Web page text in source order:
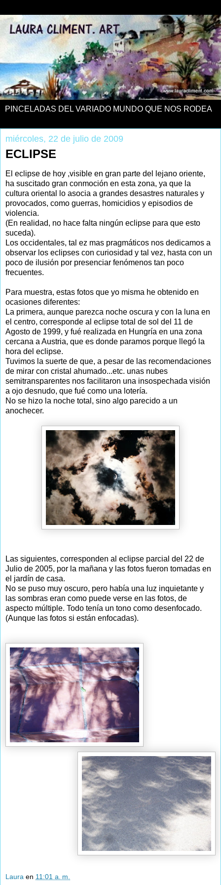
PINCELADAS DEL VARIADO MUNDO QUE NOS RODEA
miércoles, 22 de julio de 2009
ECLIPSE
El eclipse de hoy ,visible en gran parte del lejano oriente,
ha suscitado gran conmoción en esta zona, ya que la
cultura oriental lo asocia a grandes desastres naturales y
provocados, como guerras, homicidios y episodios de
violencia.
(En realidad, no hace falta ningún eclipse para que esto
suceda).
Los occidentales, tal ez mas pragmáticos nos dedicamos a
observar los eclipses con curiosidad y tal vez, hasta con un
poco de ilusión por presenciar fenómenos tan poco
frecuentes.
Para muestra, estas fotos que yo misma he obtenido en
ocasiones diferentes:
La primera, aunque parezca noche oscura y con la luna en
el centro, corresponde al eclipse total de sol del 11 de
Agosto de 1999, y fué realizada en Hungría en una zona
cercana a Austria, que es donde paramos porque llegó la
hora del eclipse.
Tuvimos la suerte de que, a pesar de las recomendaciones
de mirar con cristal ahumado...etc. unas nubes
semitransparentes nos facilitaron una insospechada visión
a ojo desnudo, que fué como una lotería.
No se hizo la noche total, sino algo parecido a un
anochecer.
Las siguientes, corresponden al eclipse parcial del 22 de
Julio de 2005, por la mañana y las fotos fueron tomadas en
el jardín de casa.
No se puso muy oscuro, pero había una luz inquietante y
las sombras eran como puede verse en las fotos, de
aspecto múltiple. Todo tenía un tono como desenfocado.
(Aunque las fotos si están enfocadas).
Laura en 11:01 a. m.